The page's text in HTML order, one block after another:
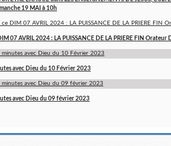
19 MAI à 10h
07 AVRIL 2024 : LA PUISSANCE DE LA PRIERE FIN
avec Dieu du 10 Février 2023
avec Dieu du 09 février 2023